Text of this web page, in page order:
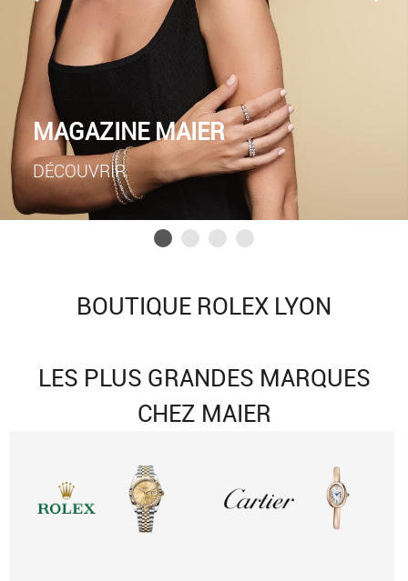
MAGAZINE MAIER
DÉCOUVRIR
BOUTIQUE ROLEX LYON
LES PLUS GRANDES MARQUES
CHEZ MAIER